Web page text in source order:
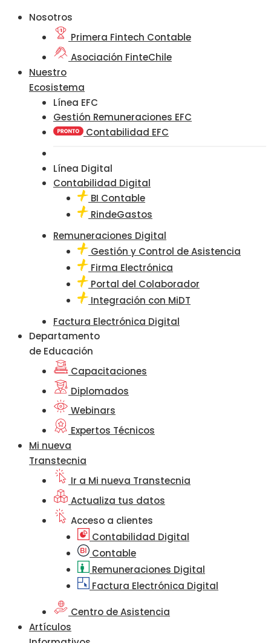
Nosotros
Primera Fintech Contable
Asociación FinteChile
Nuestro
Ecosistema
Línea EFC
Gestión Remuneraciones EFC
Contabilidad EFC
Línea Digital
Contabilidad Digital
BI Contable
RindeGastos
Remuneraciones Digital
Gestión y Control de Asistencia
Firma Electrónica
Portal del Colaborador
Integración con MiDT
Factura Electrónica Digital
Departamento
de Educación
Capacitaciones
Diplomados
Webinars
Expertos Técnicos
Mi nueva
Transtecnia
Ir a Mi nueva Transtecnia
Actualiza tus datos
Acceso a clientes
Contabilidad Digital
Contable
Remuneraciones Digital
Factura Electrónica Digital
Centro de Asistencia
Artículos